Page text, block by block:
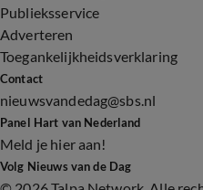
Publieksservice
Adverteren
Toegankelijkheidsverklaring
Contact
nieuwsvandedag@sbs.nl
Panel Hart van Nederland
Meld je hier aan!
Volg Nieuws van de Dag